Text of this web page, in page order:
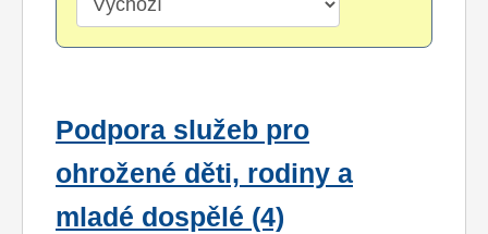
Podpora služeb pro
ohrožené děti, rodiny a
mladé dospělé (4)